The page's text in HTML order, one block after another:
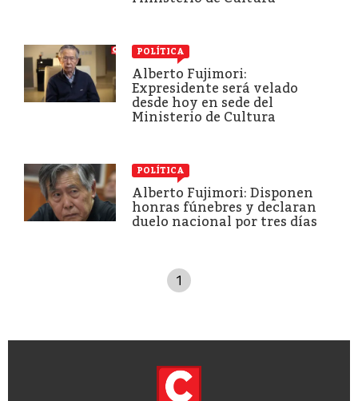
POLÍTICA
Alberto Fujimori:
Expresidente será velado
desde hoy en sede del
Ministerio de Cultura
POLÍTICA
Alberto Fujimori: Disponen
honras fúnebres y declaran
duelo nacional por tres días
1